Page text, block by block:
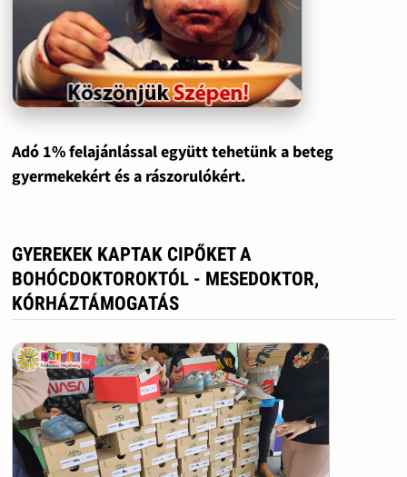
Adó 1% felajánlással együtt tehetünk a beteg
gyermekekért és a rászorulókért.
GYEREKEK KAPTAK CIPŐKET A
BOHÓCDOKTOROKTÓL - MESEDOKTOR,
KÓRHÁZTÁMOGATÁS